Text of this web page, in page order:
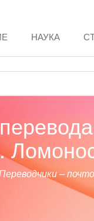
НАУКА
–